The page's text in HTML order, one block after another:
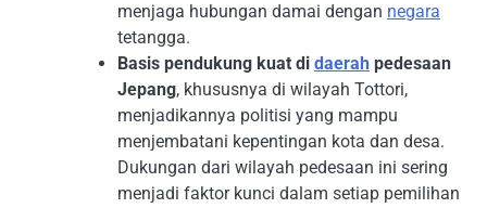
menjaga hubungan damai dengan negara
tetangga.
Basis pendukung kuat di daerah pedesaan
Jepang, khususnya di wilayah Tottori,
menjadikannya politisi yang mampu
menjembatani kepentingan kota dan desa.
Dukungan dari wilayah pedesaan ini sering
menjadi faktor kunci dalam setiap pemilihan